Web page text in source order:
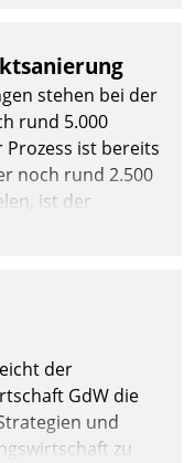
stehen bei der
rund 5.000
Prozess ist bereits
noch rund 2.500
ist der
immens. Im
daher
GmbH den
der
GdW die
und
zu